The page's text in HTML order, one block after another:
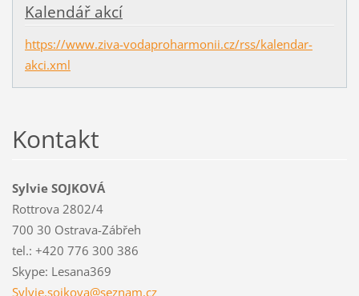
Kalendář akcí
https://www.ziva-vodaproharmonii.cz/rss/kalendar-
akci.xml
Kontakt
Sylvie SOJKOVÁ
Rottrova 2802/4
700 30 Ostrava-Zábřeh
tel.: +420 776 300 386
Skype: Lesana369
Sylvie.sojkova@seznam.cz